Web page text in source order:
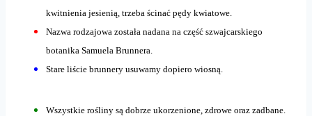
kwitnienia jesienią, trzeba ścinać pędy kwiatowe.
Nazwa rodzajowa została nadana na część szwajcarskiego
botanika Samuela Brunnera.
Stare liście brunnery usuwamy dopiero wiosną.
Wszystkie rośliny są dobrze ukorzenione, zdrowe oraz zadbane.